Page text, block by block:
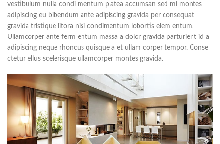
vestibulum nulla condi mentum platea accumsan sed mi montes
adipiscing eu bibendum ante adipiscing gravida per consequat
gravida tristique litora nisi condimentum lobortis elem entum.
Ullamcorper ante ferm entum massa a dolor gravida parturient id a
adipiscing neque rhoncus quisque a et ullam corper tempor. Conse
ctetur ellus scelerisque ullamcorper montes gravida.